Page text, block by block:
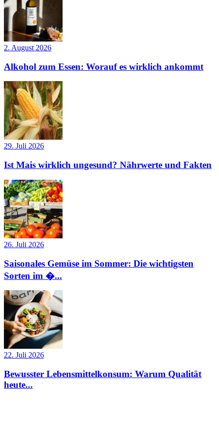
2. August 2026
Alkohol zum Essen: Worauf es wirklich ankommt
29. Juli 2026
Ist Mais wirklich ungesund? Nährwerte und Fakten
26. Juli 2026
Saisonales Gemüse im Sommer: Die wichtigsten
Sorten im �...
22. Juli 2026
Bewusster Lebensmittelkonsum: Warum Qualität
heute...